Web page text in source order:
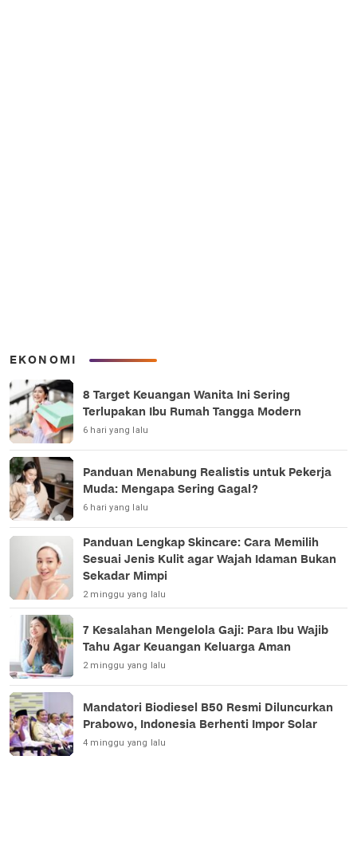
EKONOMI
8 Target Keuangan Wanita Ini Sering
Terlupakan Ibu Rumah Tangga Modern
6 hari yang lalu
Panduan Menabung Realistis untuk Pekerja
Muda: Mengapa Sering Gagal?
6 hari yang lalu
Panduan Lengkap Skincare: Cara Memilih
Sesuai Jenis Kulit agar Wajah Idaman Bukan
Sekadar Mimpi
2 minggu yang lalu
7 Kesalahan Mengelola Gaji: Para Ibu Wajib
Tahu Agar Keuangan Keluarga Aman
2 minggu yang lalu
Mandatori Biodiesel B50 Resmi Diluncurkan
Prabowo, Indonesia Berhenti Impor Solar
4 minggu yang lalu